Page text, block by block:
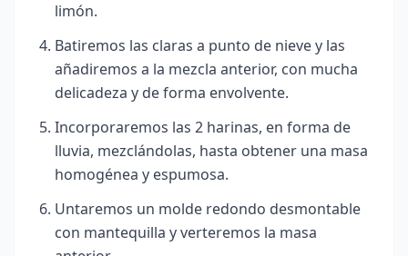
limón.
Batiremos las claras a punto de nieve y las
añadiremos a la mezcla anterior, con mucha
delicadeza y de forma envolvente.
Incorporaremos las 2 harinas, en forma de
lluvia, mezclándolas, hasta obtener una masa
homogénea y espumosa.
Untaremos un molde redondo desmontable
con mantequilla y verteremos la masa